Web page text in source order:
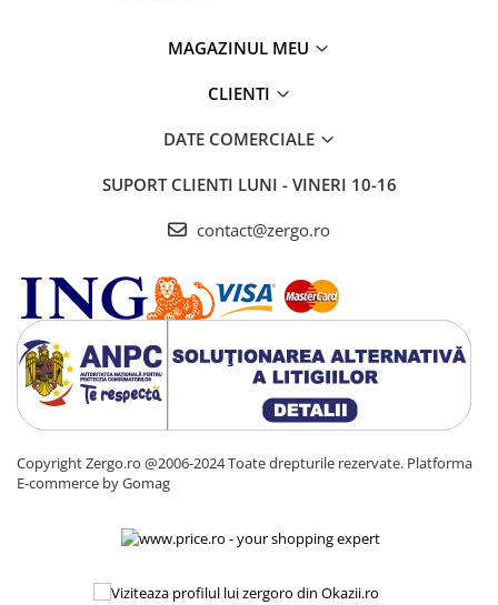
MAGAZINUL MEU
CLIENTI
DATE COMERCIALE
SUPORT CLIENTI LUNI - VINERI 10-16
contact@zergo.ro
Copyright Zergo.ro @2006-2024 Toate drepturile rezervate. Platforma
E-commerce by Gomag